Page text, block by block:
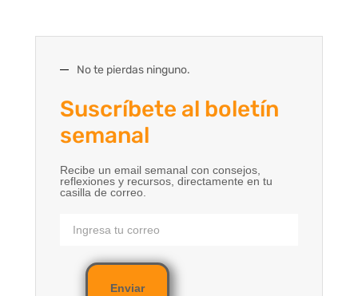
No te pierdas ninguno.
Suscríbete al boletín
semanal
Recibe un email semanal con consejos,
reflexiones y recursos, directamente en tu
casilla de correo.
Enviar